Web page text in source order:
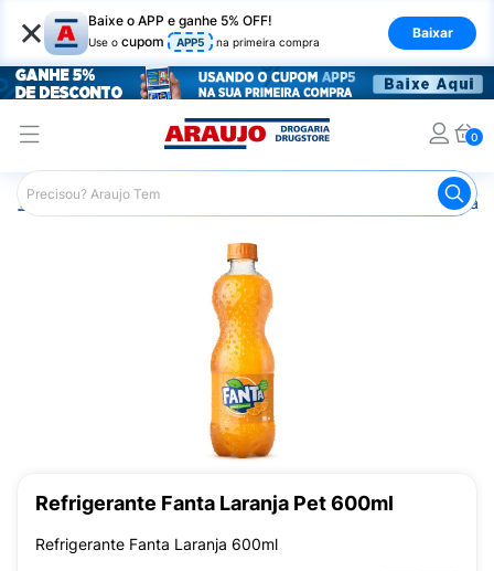
× Baixe o APP e ganhe 5% OFF!
Use o cupom APP5 na primeira compra
Baixar
0
Araujo Mercado
Refrigerante Fanta Laranja Pet 600ml
Refrigerante Fanta Laranja 600ml